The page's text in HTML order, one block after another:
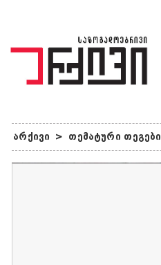
არქივი > თემატური თეგები